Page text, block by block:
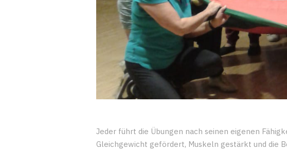
Jeder führt die Übungen nach seinen eigenen
Gleichgewicht gefördert, Muskeln gestärkt und die